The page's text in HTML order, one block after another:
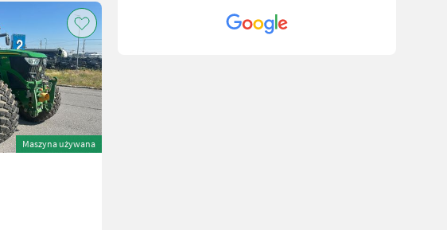
Maszyna używana
,am 09-04-2020
Ich kann Austro Diesel nur weiter empfehlen,